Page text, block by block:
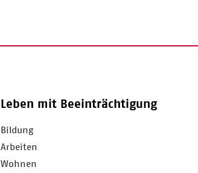
Leben mit Beeinträchtigung
Bildung
Arbeiten
Wohnen